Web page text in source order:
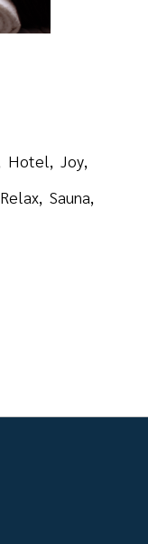
Hotel
Joy
Relax Sauna